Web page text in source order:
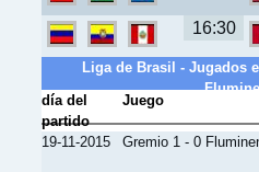
16:30
Liga de Brasil - Jugados
día del
partido
Juego
19-11-2015 Gremio 1 - 0